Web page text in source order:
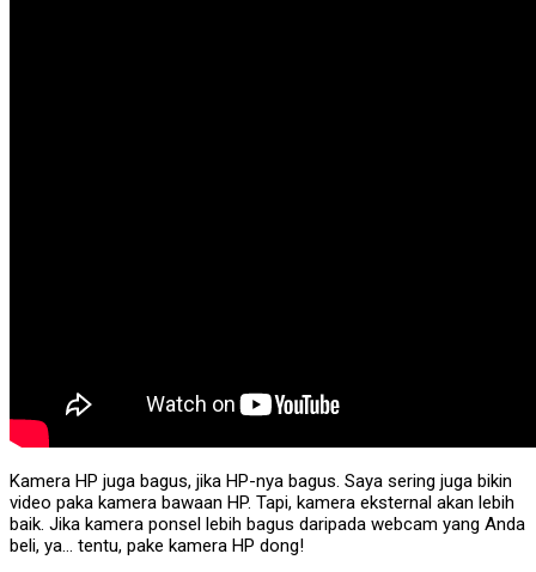
Kamera HP juga bagus, jika HP-nya bagus. Saya sering juga bikin
video paka kamera bawaan HP. Tapi, kamera eksternal akan lebih
baik. Jika kamera ponsel lebih bagus daripada webcam yang Anda
beli, ya… tentu, pake kamera HP dong!